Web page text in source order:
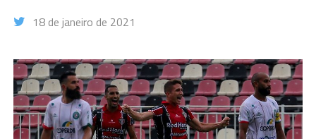
18 de janeiro de 2021